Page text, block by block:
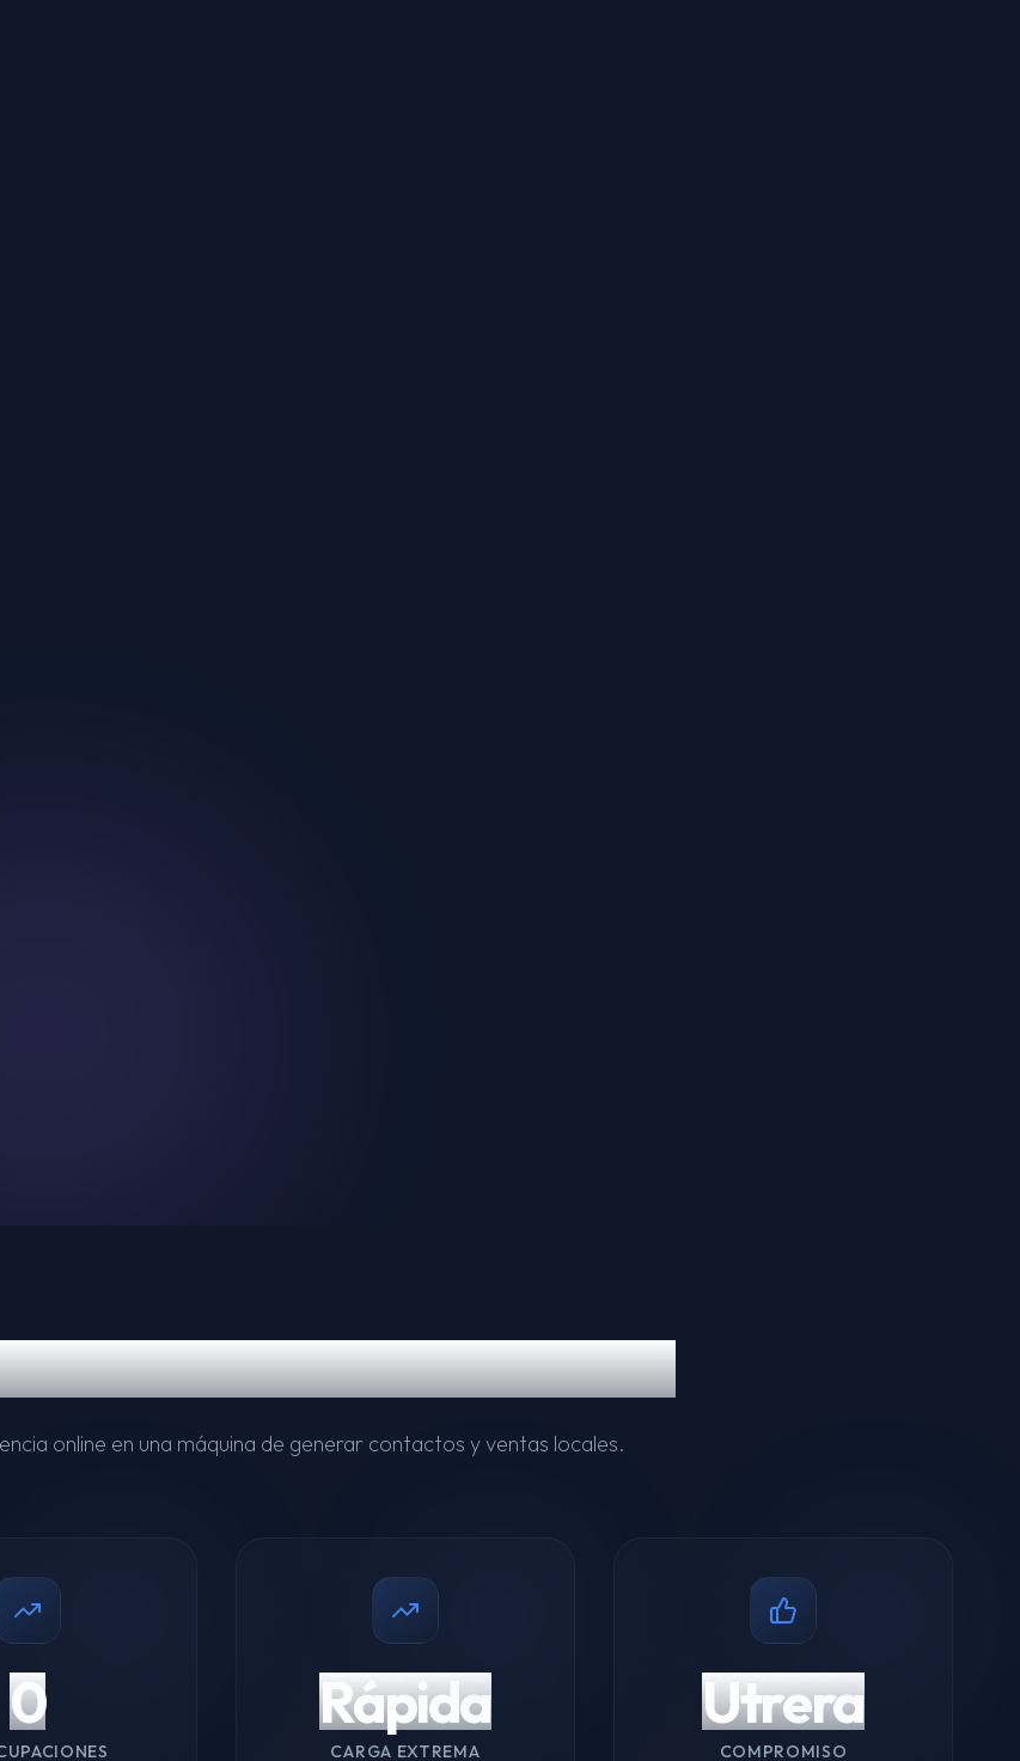
para Empresas en Utrera
online en una máquina de generar contactos y ventas locales.
0 Rápida
CARGA EXTREMA
Utrera
COMPROMISO